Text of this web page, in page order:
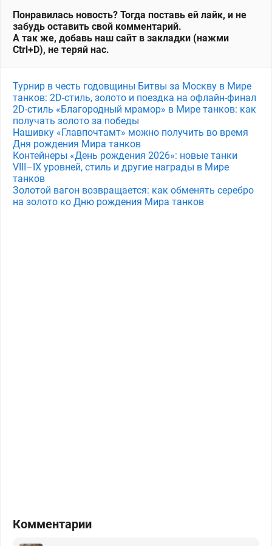
Понравилась новость? Тогда поставь ей лайк, и не
забудь оставить свой комментарий.
А так же, добавь наш сайт в закладки (нажми
Ctrl+D), не теряй нас.
Турнир в честь годовщины Битвы за Москву в Мире
танков: 2D-стиль, золото и поездка на офлайн-финал
2D-стиль «Благородный мрамор» в Мире танков: как
получать золото за победы
Нашивку «Главпочтамт» можно получить во время
Дня рождения Мира танков
Контейнеры «День рождения 2026»: новые танки
VIII–IX уровней, стиль и другие награды в Мире
танков
Золотой вагон возвращается: как обменять серебро
на золото ко Дню рождения Мира танков
Комментарии